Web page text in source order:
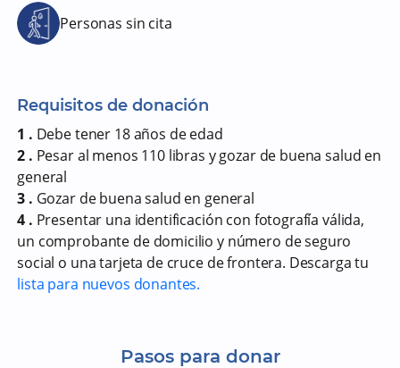
Personas sin cita
Requisitos de donación
1 . Debe tener 18 años de edad
2 . Pesar al menos 110 libras y gozar de buena salud en
general
3 . Gozar de buena salud en general
4 . Presentar una identificación con fotografía válida,
un comprobante de domicilio y número de seguro
social o una tarjeta de cruce de frontera. Descarga tu
lista para nuevos donantes.
Pasos para donar